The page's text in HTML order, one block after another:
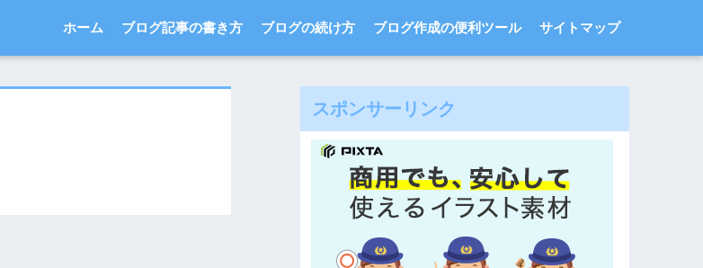
ホーム ブログ記事の書き方 ブログの続け方 ブログ作成の便利ツール サイトマップ
スポンサーリンク